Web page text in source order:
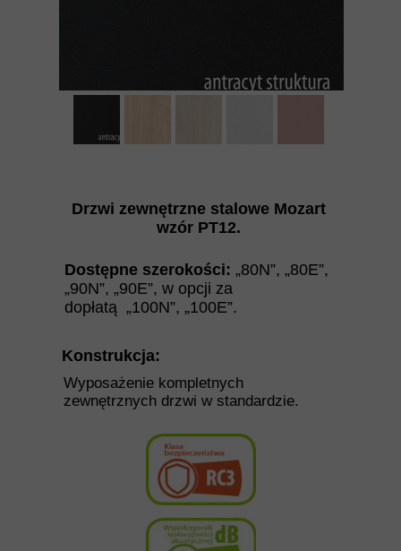
Wyposażenie kompletnych
zewnętrznych drzwi w standardzie.
Konstrukcja:
Drzwi zewnętrzne stalowe Mozart
wzór PT12.
Dostępne szerokości: „80N”, „80E”,
„90N”, „90E”, w opcji za
dopłatą „100N”, „100E”.